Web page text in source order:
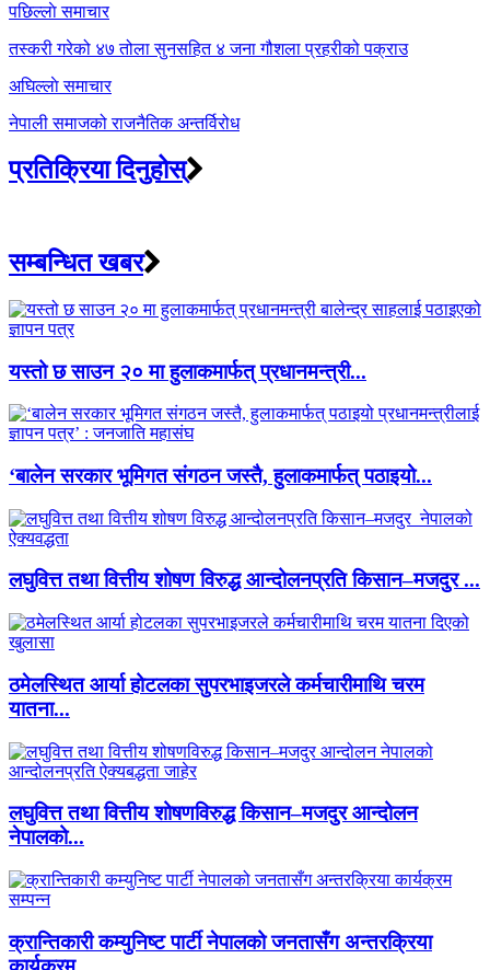
Post
navigation
पछिल्लाे समाचार
तस्करी गरेको ४७ तोला सुनसहित ४ जना गौशला प्रहरीको पक्राउ
अघिल्लाे समाचार
नेपाली समाजको राजनैतिक अन्तर्विरोध
प्रतिक्रिया दिनुहोस्
सम्बन्धित खबर
यस्तो छ साउन २० मा हुलाकमार्फत् प्रधानमन्त्री...
‘बालेन सरकार भूमिगत संगठन जस्तै, हुलाकमार्फत् पठाइयो...
लघुवित्त तथा वित्तीय शोषण विरुद्ध आन्दोलनप्रति किसान–मजदुर ...
ठमेलस्थित आर्या होटलका सुपरभाइजरले कर्मचारीमाथि चरम
यातना...
लघुवित्त तथा वित्तीय शोषणविरुद्ध किसान–मजदुर आन्दोलन
नेपालको...
क्रान्तिकारी कम्युनिष्ट पार्टी नेपालको जनतासँग अन्तरक्रिया